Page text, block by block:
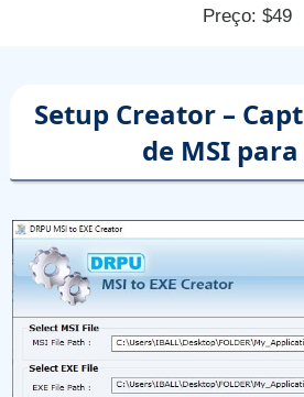
Preço: $49
Setup Creator –
de MSI para